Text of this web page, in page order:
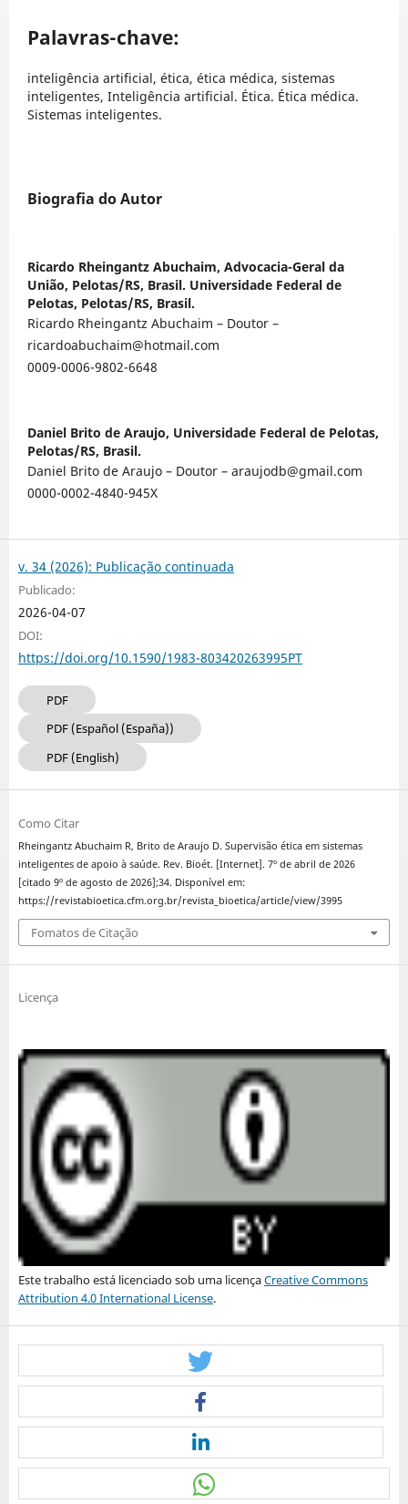
Palavras-chave:
inteligência artificial, ética, ética médica, sistemas
inteligentes, Inteligência artificial. Ética. Ética médica.
Sistemas inteligentes.
Biografia do Autor
Ricardo Rheingantz Abuchaim, Advocacia-Geral da
União, Pelotas/RS, Brasil. Universidade Federal de
Pelotas, Pelotas/RS, Brasil.
Ricardo Rheingantz Abuchaim – Doutor –
ricardoabuchaim@hotmail.com
0009-0006-9802-6648
Daniel Brito de Araujo, Universidade Federal de Pelotas,
Pelotas/RS, Brasil.
Daniel Brito de Araujo – Doutor – araujodb@gmail.com
0000-0002-4840-945X
v. 34 (2026): Publicação continuada
Publicado:
2026-04-07
DOI:
https://doi.org/10.1590/1983-803420263995PT
PDF
PDF (Español (España))
PDF (English)
Como Citar
Rheingantz Abuchaim R, Brito de Araujo D. Supervisão ética em sistemas
inteligentes de apoio à saúde. Rev. Bioét. [Internet]. 7º de abril de 2026
[citado 9º de agosto de 2026];34. Disponível em:
https://revistabioetica.cfm.org.br/revista_bioetica/article/view/3995
Fomatos de Citação
Licença
Este trabalho está licenciado sob uma licençaCreative Commons
Attribution 4.0 International License.